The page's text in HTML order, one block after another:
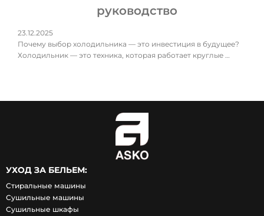
руководство
23.12.2025
Почему выбор холодильника — это инвестиция в будущее?
Холодильник — это техника, которая работает круглые …
УХОД ЗА БЕЛЬЕМ:
Стиральные машины
Сушильные машины
Сушильные шкафы